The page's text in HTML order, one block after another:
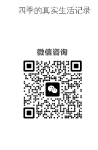
四季的真实生活记录